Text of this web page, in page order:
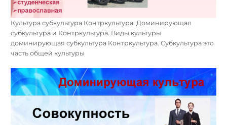
Культура субкультура Контркультура. Доминирующая
субкультура и Контркультура. Виды культуры
доминирующая субкультура Контркультура. Субкультура это
часть общей культуры